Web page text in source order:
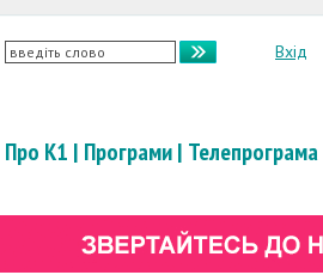
Вхід
Про К1 | Програми| Телепрограма